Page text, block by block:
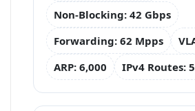
Non-Blocking: 42 Gbps
Forwarding: 62 Mpps
ARP: 6,000
IPv4 Routes: